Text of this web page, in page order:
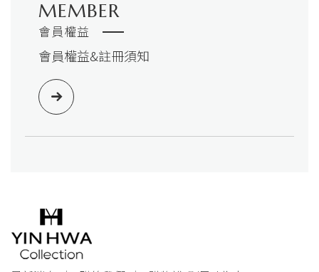
MEMBER
會員權益
會員權益&註冊須知